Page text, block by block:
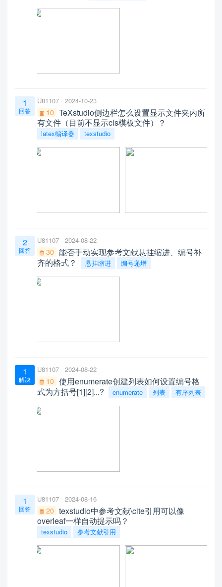
1
回答
U81107 2024-10-23
10 TeXstudio侧边栏怎么设置显示文件夹内所
有文件（目前不显示cls模板文件）？
latex编译器 texstudio
2
回答
U81107 2024-08-22
30 能否手动实现参考文献悬挂缩进、编号补
齐的格式？
悬挂缩进 编号递增
1
解决
U81107 2024-08-22
10 使用enumerate创建列表如何设置编号格
式为方括号[1][2]...?
enumerate 列表 有序列表
1
回答
U81107 2024-08-16
20 texstudio中参考文献\cite引用可以像
overleaf一样自动提示吗？
texstudio 参考文献引用